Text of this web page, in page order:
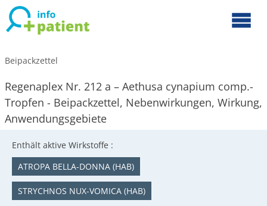
Beipackzettel
Regenaplex Nr. 212 a – Aethusa cynapium comp.-
Tropfen - Beipackzettel, Nebenwirkungen, Wirkung,
Anwendungsgebiete
Enthält aktive Wirkstoffe :
ATROPA BELLA-DONNA (HAB)
STRYCHNOS NUX-VOMICA (HAB)